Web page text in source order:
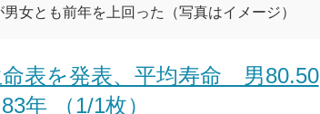
女とも前年を上回った（写真はイメージ）
命表を発表、平均寿命 男80.50
年 （1/1枚）